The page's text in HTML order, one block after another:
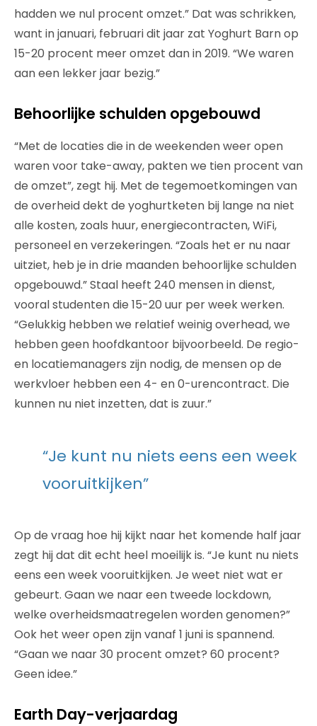
hadden we nul procent omzet.” Dat was schrikken,
want in januari, februari dit jaar zat Yoghurt Barn op
15-20 procent meer omzet dan in 2019. “We waren
aan een lekker jaar bezig.”
Behoorlijke schulden opgebouwd
“Met de locaties die in de weekenden weer open
waren voor take-away, pakten we tien procent van
de omzet”, zegt hij. Met de tegemoetkomingen van
de overheid dekt de yoghurtketen bij lange na niet
alle kosten, zoals huur, energiecontracten, WiFi,
personeel en verzekeringen. “Zoals het er nu naar
uitziet, heb je in drie maanden behoorlijke schulden
opgebouwd.” Staal heeft 240 mensen in dienst,
vooral studenten die 15-20 uur per week werken.
“Gelukkig hebben we relatief weinig overhead, we
hebben geen hoofdkantoor bijvoorbeeld. De regio-
en locatiemanagers zijn nodig, de mensen op de
werkvloer hebben een 4- en 0-urencontract. Die
kunnen nu niet inzetten, dat is zuur.”
“Je kunt nu niets eens een week
vooruitkijken”
Op de vraag hoe hij kijkt naar het komende half jaar
zegt hij dat dit echt heel moeilijk is. “Je kunt nu niets
eens een week vooruitkijken. Je weet niet wat er
gebeurt. Gaan we naar een tweede lockdown,
welke overheidsmaatregelen worden genomen?”
Ook het weer open zijn vanaf 1 juni is spannend.
“Gaan we naar 30 procent omzet? 60 procent?
Geen idee.”
Earth Day-verjaardag